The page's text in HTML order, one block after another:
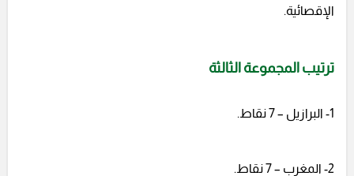
الإقصائية.
ترتيب المجموعة الثالثة
1- البرازيل – 7 نقاط.
2- المغرب – 7 نقاط.